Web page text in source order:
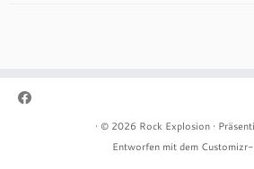
· © 2026 Rock Explosion ·
Entworfen mit dem